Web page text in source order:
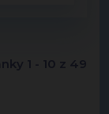
1 - 10 z 49